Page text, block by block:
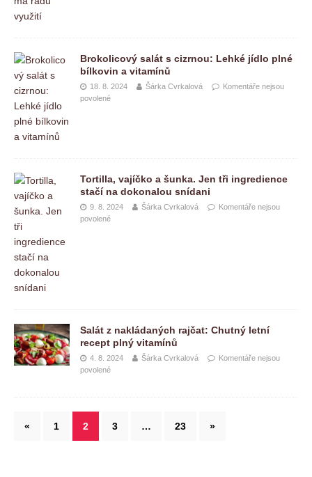
Brokolicový salát s cizrnou: Lehké jídlo plné
bílkovin a vitamínů
18. 8. 2024 Šárka Cvrkalová
Komentáře nejsou
povolené
Tortilla, vajíčko a šunka. Jen tři ingredience
stačí na dokonalou snídani
9. 8. 2024 Šárka Cvrkalová
Komentáře nejsou
povolené
Salát z nakládaných rajčat: Chutný letní
recept plný vitamínů
4. 8. 2024 Šárka Cvrkalová
Komentáře nejsou
povolené
« 1 2 3 … 23 »